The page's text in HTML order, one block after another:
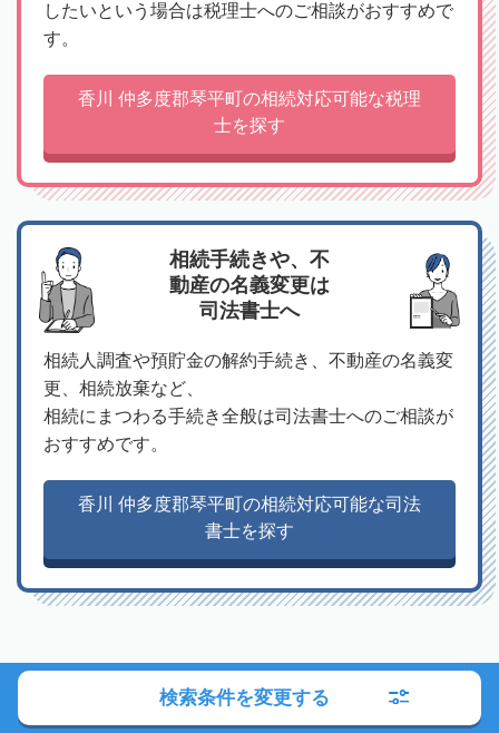
したいという場合は税理士へのご相談がおすすめで
す。
香川 仲多度郡琴平町の相続対応可能な税理
士を探す
相続手続きや、不
動産の名義変更は
司法書士へ
相続人調査や預貯金の解約手続き、不動産の名義変
更、相続放棄など、
相続にまつわる手続き全般は司法書士へのご相談が
おすすめです。
香川 仲多度郡琴平町の相続対応可能な司法
書士を探す
弁護士への相談の流れ
検索条件を変更する